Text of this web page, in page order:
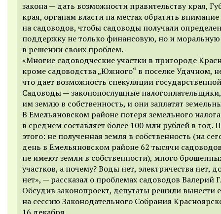
закона — дать возможности правительству края,
края, органам власти на местах обратить внимание
на садоводов, чтобы садоводы получали
поддержку не только финансовую, но и моральную
в решении своих проблем.
«Многие садоводческие участки в пригороде
кроме садоводства „Южного“ в поселке Удачном,
что дает возможность спекуляции
Садоводы — законопослушные
им землю в собственность, и они заплатят
В Емельяновском районе потеря земельного налога
в среднем составляет более 100 млн рублей в год.
этого: не полученная земля в собственность (на
день в Емельяновском районе 62 тысячи
не имеют земли в собственности), много
участков, а почему? Воды нет, электричества нет,
нет», — рассказал о проблемах садоводов Валерий
Обсудив законопроект, депутаты решили вынести
на сессию Законодательного Собрания